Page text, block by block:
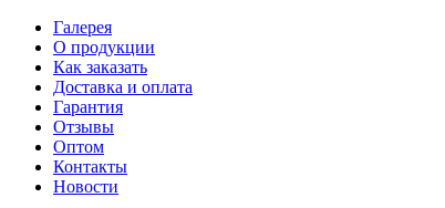
Галерея
О продукции
Как заказать
Доставка и оплата
Гарантия
Отзывы
Оптом
Контакты
Новости